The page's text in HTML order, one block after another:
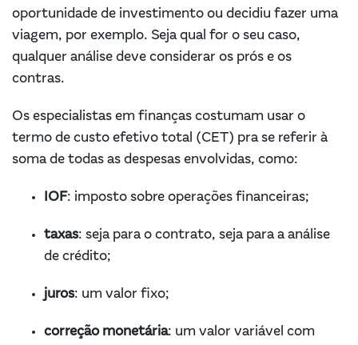
oportunidade de investimento ou decidiu fazer uma
viagem, por exemplo. Seja qual for o seu caso,
qualquer análise deve considerar os prós e os
contras.
Os especialistas em finanças costumam usar o
termo de custo efetivo total (CET) pra se referir à
soma de todas as despesas envolvidas, como:
IOF: imposto sobre operações financeiras;
taxas: seja para o contrato, seja para a análise
de crédito;
juros: um valor fixo;
correção monetária: um valor variável com